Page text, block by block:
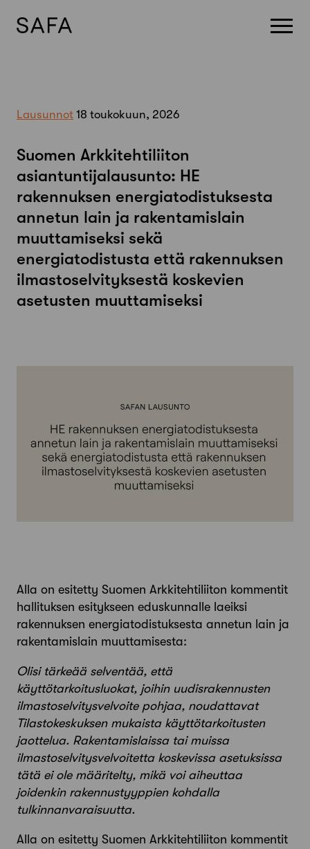
Lausunnot 18 toukokuun, 2026
Suomen Arkkitehtiliiton
asiantuntijalausunto: HE
rakennuksen energiatodistuksesta
annetun lain ja rakentamislain
muuttamiseksi sekä
energiatodistusta että rakennuksen
ilmastoselvityksestä koskevien
asetusten muuttamiseksi
Alla on esitetty Suomen Arkkitehtiliiton kommentit
hallituksen esitykseen eduskunnalle laeiksi
rakennuksen energiatodistuksesta annetun lain ja
rakentamislain muuttamisesta:
Olisi tärkeää selventää, että
käyttötarkoitusluokat, joihin uudisrakennusten
ilmastoselvitysvelvoite pohjaa, noudattavat
Tilastokeskuksen mukaista käyttötarkoitusten
jaottelua. Rakentamislaissa tai muissa
ilmastoselvitysvelvoitetta koskevissa asetuksissa
tätä ei ole määritelty, mikä voi aiheuttaa
joidenkin rakennustyyppien kohdalla
tulkinnanvaraisuutta.
Alla on esitetty Suomen Arkkitehtiliiton kommentit